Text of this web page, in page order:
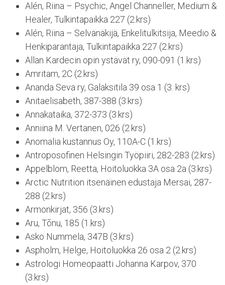
Alén, Riina – Psychic, Angel Channeller, Medium &
Healer, Tulkintapaikka 227 (2.krs)
Alén, Riina – Selvänäkijä, Enkelitulkitsija, Meedio &
Henkiparantaja, Tulkintapaikka 227 (2.krs)
Allan Kardecin opin ystävät ry, 090-091 (1.krs)
Amritam, 2C (2.krs)
Ananda Seva ry, Galaksitila 39 osa 1 (3. krs)
Anitaelisabeth, 387-388 (3.krs)
Annakataika, 372-373 (3.krs)
Anniina M. Vertanen, 026 (2.krs)
Anomalia kustannus Oy, 110A-C (1.krs)
Antroposofinen Helsingin Työpiiri, 282-283 (2.krs)
Appelblom, Reetta, Hoitoluokka 3A osa 2a (3.krs)
Arctic Nutrition itsenäinen edustaja Mersai, 287-
288 (2.krs)
Armonkirjat, 356 (3.krs)
Aru, Tõnu, 185 (1.krs)
Asko Nummela, 347B (3.krs)
Aspholm, Helge, Hoitoluokka 26 osa 2 (2.krs)
Astrologi Homeopaatti Johanna Karpov, 370
(3.krs)